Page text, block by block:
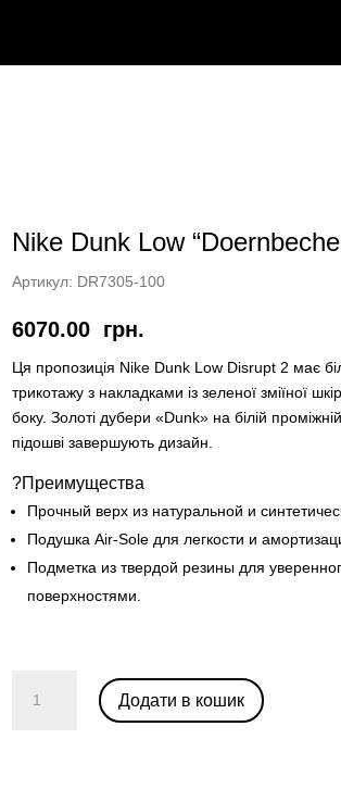
Nike Dunk Low
Артикул: DR7305-100
6070.00 грн.
Ця пропозиція Nike Dunk Low Disrupt 2 має
трикотажу з накладками із зеленої зміїної
боку. Золоті дубери «Dunk» на білій
підошві завершують дизайн.
?Преимущества
Прочный верх из натуральной и
Подушка Air-Sole для легкости и
Подметка из твердой резины для
поверхностями.
Dunk
Додати в кошик